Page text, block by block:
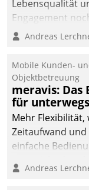
Lebensqualität
Engagement
von
und
ein.
Andreas
Mobile Kunden-
Objektbetreuung
meravis: Das
für unterwegs
Mehr Flexibilität,
Zeitaufwand und
einfache
Cockpit für
Andreas